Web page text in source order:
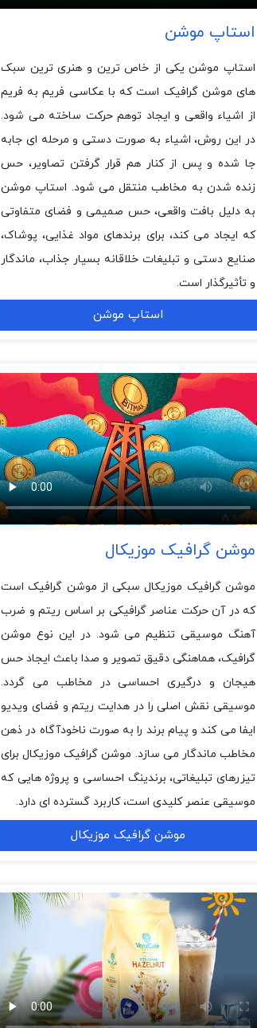
استاپ موشن
استاپ موشن یکی از خاص ترین و هنری ترین سبک
های موشن گرافیک است که با عکاسی فریم به فریم
از اشیاء واقعی و ایجاد توهم حرکت ساخته می شود.
در این روش، اشیاء به صورت دستی و مرحله ای جابه
جا شده و پس از کنار هم قرار گرفتن تصاویر، حس
زنده شدن به مخاطب منتقل می شود. استاپ موشن
به دلیل بافت واقعی، حس صمیمی و فضای متفاوتی
که ایجاد می کند، برای برندهای مواد غذایی، پوشاک،
صنایع دستی و تبلیغات خلاقانه بسیار جذاب، ماندگار
و تأثیرگذار است.
استاپ موشن
موشن گرافیک موزیکال
موشن گرافیک موزیکال سبکی از موشن گرافیک است
که در آن حرکت عناصر گرافیکی بر اساس ریتم و ضرب
آهنگ موسیقی تنظیم می شود. در این نوع موشن
گرافیک، هماهنگی دقیق تصویر و صدا باعث ایجاد حس
هیجان و درگیری احساسی در مخاطب می گردد.
موسیقی نقش اصلی را در هدایت ریتم و فضای ویدیو
ایفا می کند و پیام برند را به صورت ناخودآگاه در ذهن
مخاطب ماندگار می سازد. موشن گرافیک موزیکال برای
تیزرهای تبلیغاتی، برندینگ احساسی و پروژه هایی که
موسیقی عنصر کلیدی است، کاربرد گسترده ای دارد.
موشن گرافیک موزیکال